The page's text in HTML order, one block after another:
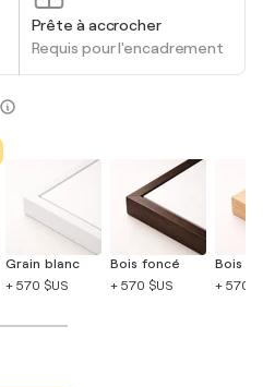
Prête à accrocher
Requis pour l'encadrement
Grain blanc
+ 570 $US
Bois foncé
+ 570 $US
Bois
+ 570